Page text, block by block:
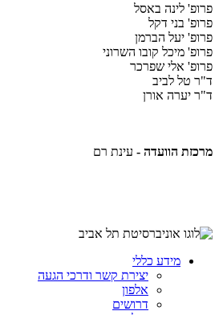
פרופ' לינה באסל
פרופ' בני דקל
פרופ' יעל הברמן
פרופ' מיכל קובו השרוני
פרופ' אלי שפרכר
ד"ר טל לביב
ד"ר יערה אורן
מרכזת הוועדה - עינת רם
מידע כללי
יצירת קשר ודרכי הגעה
אלפון
דרושים